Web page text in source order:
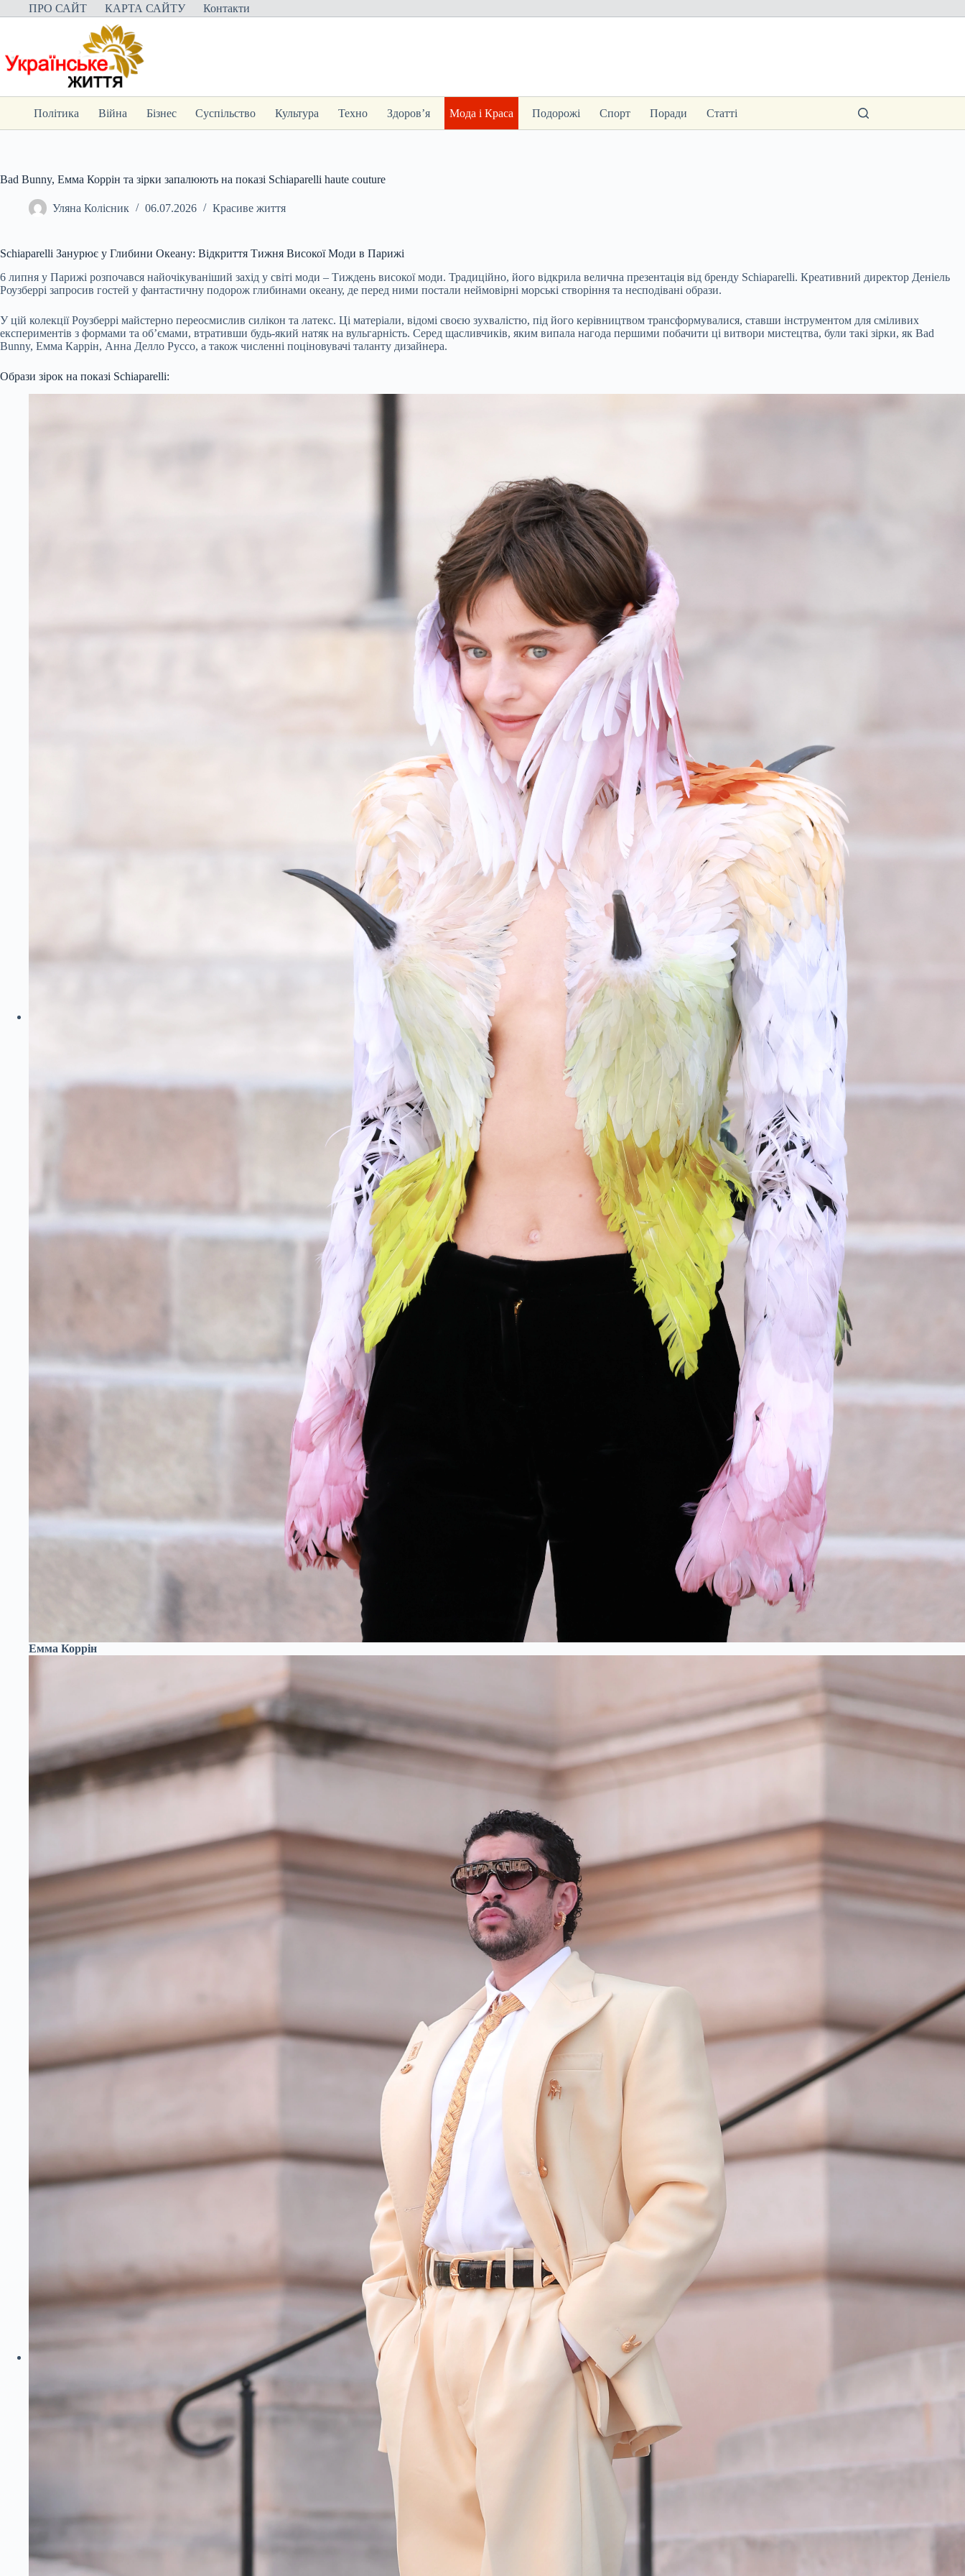
Перейти
до
ПРО САЙТ КАРТА САЙТУ Контакти
Політика Війна Бізнес Суспільство Культура Техно Здоров’я Мода і Краса Подорожі Спорт Поради Статті
Bad Bunny, Емма Коррін та зірки запалюють на показі Schiaparelli haute couture
Уляна Колісник 06.07.2026 Красиве життя
Schiaparelli Занурює у Глибини Океану: Відкриття Тижня Високої Моди в Парижі
6 липня у Парижі розпочався найочікуваніший захід у світі моди – Тиждень високої моди. Традиційно, його відкрила велична презентація від бренду Schiaparelli. Креативний директор Деніель
Роузберрі запросив гостей у фантастичну подорож глибинами океану, де перед ними постали неймовірні морські створіння та несподівані образи.
У цій колекції Роузберрі майстерно переосмислив силікон та латекс. Ці матеріали, відомі своєю зухвалістю, під його керівництвом трансформувалися, ставши інструментом для сміливих
експериментів з формами та об’ємами, втративши будь-який натяк на вульгарність. Серед щасливчиків, яким випала нагода першими побачити ці витвори мистецтва, були такі зірки, як Bad
Bunny, Емма Каррін, Анна Делло Руссо, а також численні поціновувачі таланту дизайнера.
Образи зірок на показі Schiaparelli:
Емма Коррін